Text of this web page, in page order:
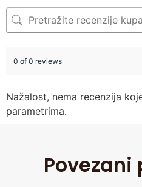
0 of 0 reviews
Nažalost, nema recenzija
parametrima.
Povezani